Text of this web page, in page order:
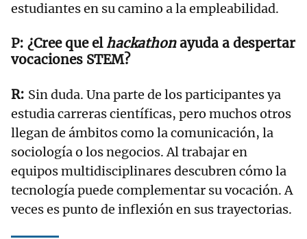
estudiantes en su camino a la empleabilidad.
¿Cree que elhackathonayuda a despertar
vocaciones STEM?
Sin duda. Una parte de los participantes ya
estudia carreras científicas, pero muchos otros
llegan de ámbitos como la comunicación, la
sociología o los negocios. Al trabajar en
equipos multidisciplinares descubren cómo la
tecnología puede complementar su vocación. A
veces es punto de inflexión en sus trayectorias.